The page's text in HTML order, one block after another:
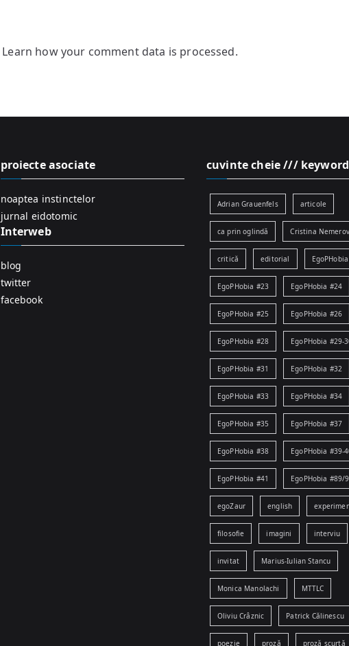
Learn how your comment data is processed.
proiecte asociate
noaptea instinctelor
jurnal eidotomic
Interweb
blog
twitter
facebook
cuvinte cheie ///
Adrian Grauenfels articole
ca prin oglindă Cristina
critică editorial
EgoPHobia #23 EgoPHobia #24
EgoPHobia #25 EgoPHobia #26
EgoPHobia #28 EgoPHobia #29-
EgoPHobia #31 EgoPHobia #32
EgoPHobia #33 EgoPHobia #34
EgoPHobia #35 EgoPHobia #37
EgoPHobia #38 EgoPHobia #39-
EgoPHobia #41 EgoPHobia #89/
egoZaur english
filosofie imagini interviu
invitat Marius-Iulian Stancu
Monica Manolachi MTTLC
Oliviu Crâznic Patrick Călinescu
poezie proză proză scurtă